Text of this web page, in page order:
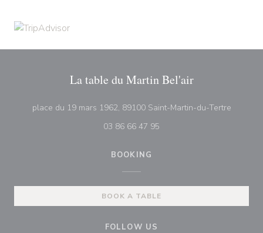
La table du Martin Bel'air
place du 19 mars 1962, 89100 Saint-Martin-du-Tertre((opens
03 86 66 47 95
BOOKING
BOOK A TABLE
FOLLOW US